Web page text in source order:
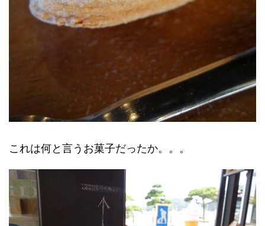
これは何と言うお菓子だったか。。。